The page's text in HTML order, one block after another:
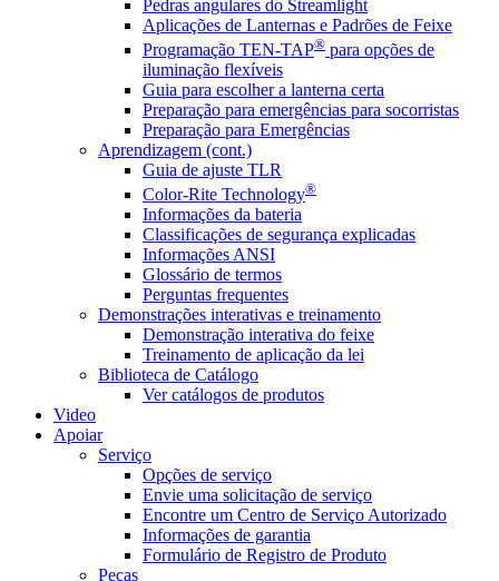
Pedras angulares do Streamlight
Aplicações de Lanternas e Padrões de Feixe
Programação TEN-TAP® para opções de
iluminação flexíveis
Guia para escolher a lanterna certa
Preparação para emergências para socorristas
Preparação para Emergências
Aprendizagem (cont.)
Guia de ajuste TLR
Color-Rite Technology®
Informações da bateria
Classificações de segurança explicadas
Informações ANSI
Glossário de termos
Perguntas frequentes
Demonstrações interativas e treinamento
Demonstração interativa do feixe
Treinamento de aplicação da lei
Biblioteca de Catálogo
Ver catálogos de produtos
Video
Apoiar
Serviço
Opções de serviço
Envie uma solicitação de serviço
Encontre um Centro de Serviço Autorizado
Informações de garantia
Formulário de Registro de Produto
Peças